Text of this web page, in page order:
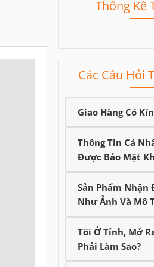
Thống Kê
Các Câu Hỏi
Giao Hàng Có
Thông Tin Cá
Được Bảo Mật
Sản Phẩm Nhận
Như Ảnh Và Mô
Tôi Ở Tỉnh, Mở
Phải Làm Sao?